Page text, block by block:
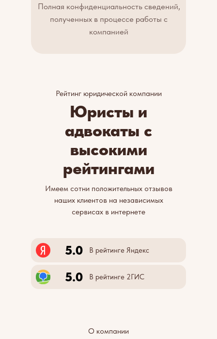
Полная конфиденциальность сведений,
полученных в процессе работы с
компанией
Юристы и
адвокаты с
высокими
рейтингами
Рейтинг юридической компании
Имеем сотни положительных отзывов
наших клиентов на независимых
сервисах в интернете
5.0
5.0
В рейтинге 2ГИС
В рейтинге Яндекс
О компании